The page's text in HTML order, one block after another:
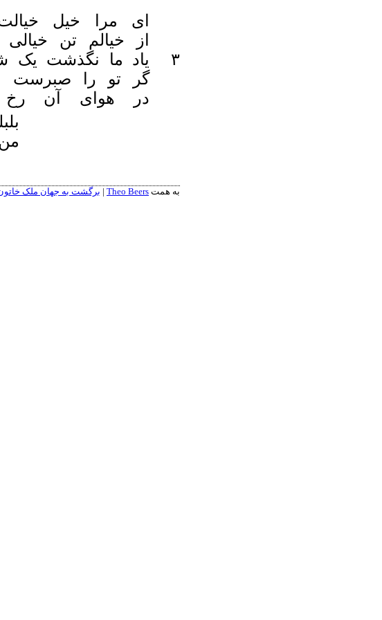
ای مرا خیل
از خیالم تن
۳
یاد ما نگذشت
گر تو را صبرست
در هوای آن رخ
به همت Theo Beers
| برگشت به جهان ملک خاتون